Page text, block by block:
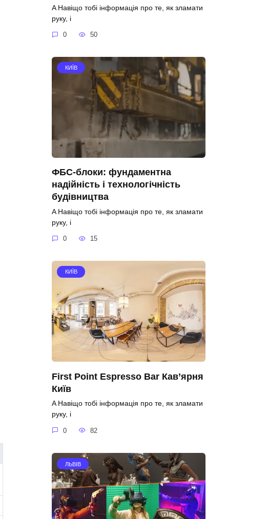
A Навіщо тобі інформація про те, як зламати
руку, і
0 50
КИЇВ
ФБС-блоки: фундаментна
надійність і технологічність
будівництва
A Навіщо тобі інформація про те, як зламати
руку, і
0 15
КИЇВ
First Point Espresso Bar Кав’ярня
Київ
A Навіщо тобі інформація про те, як зламати
руку, і
0 82
ЛЬВІВ